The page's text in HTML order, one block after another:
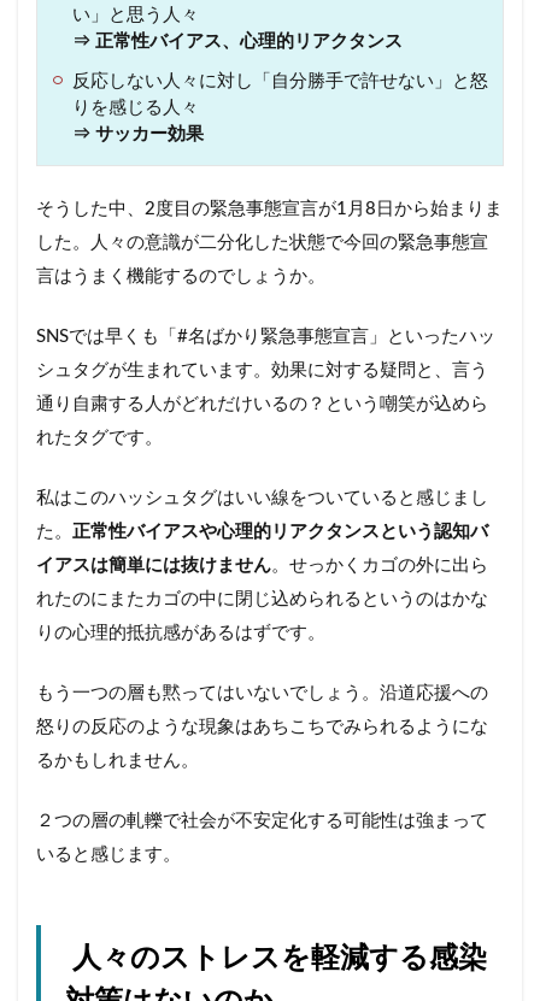
い」と思う人々
⇒ 正常性バイアス、心理的リアクタンス
反応しない人々に対し「自分勝手で許せない」と怒
りを感じる人々
⇒ サッカー効果
そうした中、2度目の緊急事態宣言が1月8日から始まりま
した。人々の意識が二分化した状態で今回の緊急事態宣
言はうまく機能するのでしょうか。
SNSでは早くも「#名ばかり緊急事態宣言」といったハッ
シュタグが生まれています。効果に対する疑問と、言う
通り自粛する人がどれだけいるの？という嘲笑が込めら
れたタグです。
私はこのハッシュタグはいい線をついていると感じまし
た。 正常性バイアスや心理的リアクタンスという認知バ
イアスは簡単には抜けません。せっかくカゴの外に出ら
れたのにまたカゴの中に閉じ込められるというのはかな
りの心理的抵抗感があるはずです。
もう一つの層も黙ってはいないでしょう。沿道応援への
怒りの反応のような現象はあちこちでみられるようにな
るかもしれません。
２つの層の軋轢で社会が不安定化する可能性は強まって
いると感じます。
人々のストレスを軽減する感染